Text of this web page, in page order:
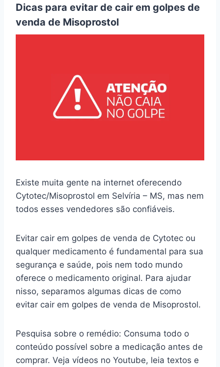
Dicas para evitar de cair em golpes de
venda de Misoprostol
Existe muita gente na internet oferecendo
Cytotec/Misoprostol em Selvíria – MS, mas nem
todos esses vendedores são confiáveis.
Evitar cair em golpes de venda de Cytotec ou
qualquer medicamento é fundamental para sua
segurança e saúde, pois nem todo mundo
oferece o medicamento original. Para ajudar
nisso, separamos algumas dicas de como
evitar cair em golpes de venda de Misoprostol.
Pesquisa sobre o remédio: Consuma todo o
conteúdo possível sobre a medicação antes de
comprar. Veja vídeos no Youtube, leia textos e